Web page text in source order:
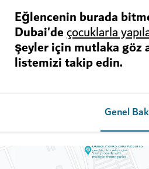
Eğlencenin burada
Dubai'deçocuklarla
şeyler için mutlaka göz
listemizi takip edin.
Genel